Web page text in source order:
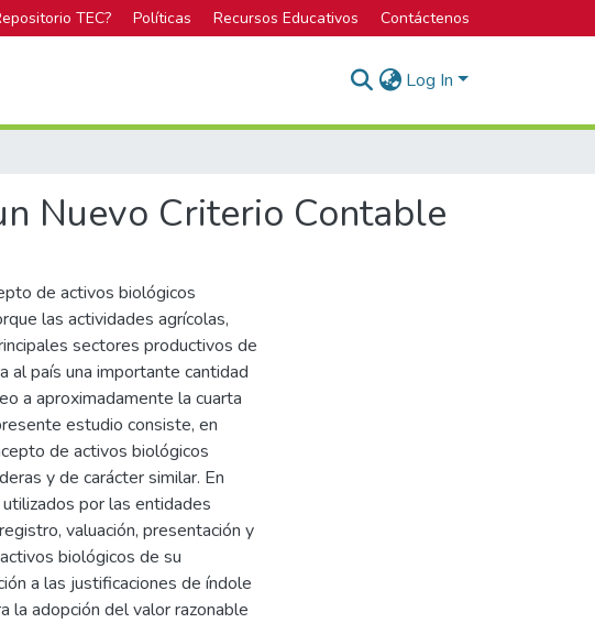
TEC? Políticas Recursos Educativos Contáctenos
Log In
Nuevo Criterio Contable
de activos biológicos
las actividades agrícolas,
sectores productivos de
al país una importante cantidad
a aproximadamente la cuarta
estudio consiste, en
de activos biológicos
y de carácter similar. En
por las entidades
valuación, presentación y
biológicos de su
a las justificaciones de índole
la adopción del valor razonable